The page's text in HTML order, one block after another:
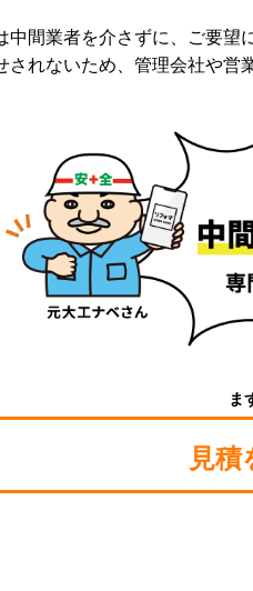
中間業者を介さずに、ご要
されないため、管理会社や営
ま
見積